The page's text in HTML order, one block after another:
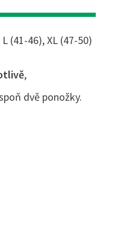
(41-46), XL (47-50)
,
dvě ponožky.